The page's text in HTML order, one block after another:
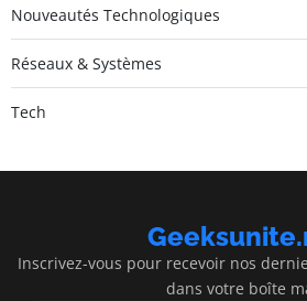
Nouveautés Technologiques
Réseaux & Systèmes
Tech
Inscrivez-vous pour recevoir nos
dans votre boîte